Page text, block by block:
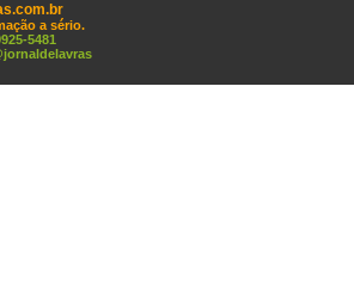
a sério.
5481